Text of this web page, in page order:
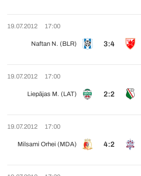
19.07.2012 17:00
Naftan N. (BLR) 3:4
19.07.2012 17:00
Liepājas M. (LAT) 2:2
19.07.2012 17:00
Milsami Orhei (MDA) 4:2